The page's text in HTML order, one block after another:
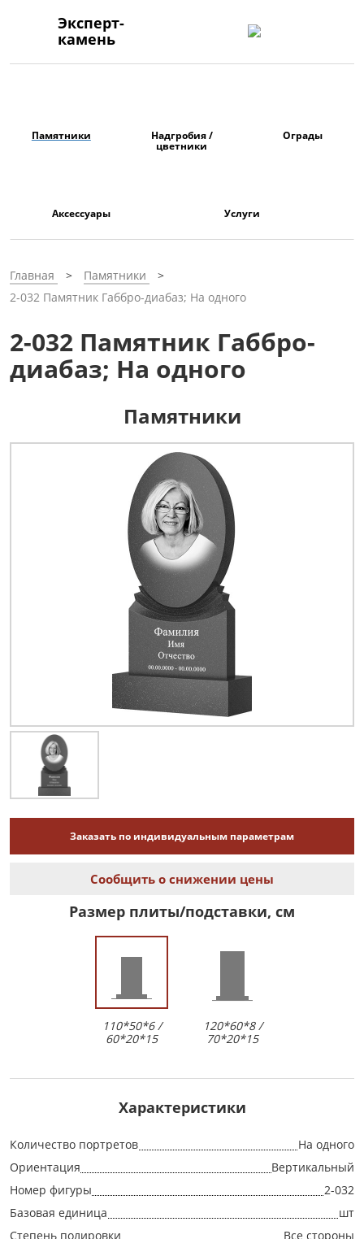
Эксперт-
камень
Памятники Надгробия /
цветники
Ограды
Аксессуары Услуги
Главная
Памятники
2-032 Памятник Габбро-диабаз; На одного
2-032 Памятник Габбро-
диабаз; На одного
Памятники
Заказать по индивидуальным параметрам
Сообщить о снижении цены
Размер плиты/подставки, см
110*50*6 /
60*20*15
120*60*8 /
70*20*15
Характеристики
Количество портретов
На одного
Ориентация
Вертикальный
Номер фигуры
2-032
Базовая единица
шт
Степень полировки
Все стороны